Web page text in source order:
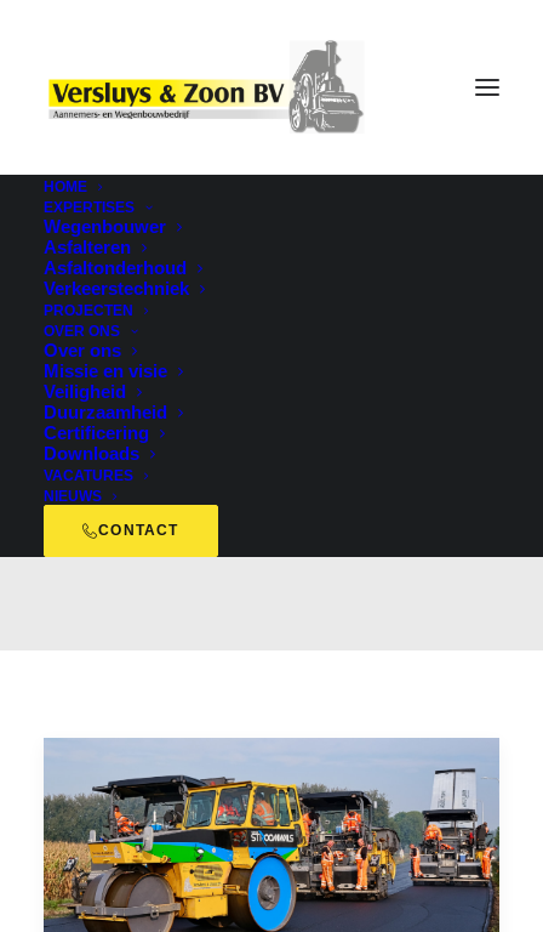
HOME
EXPERTISES
Wegenbouwer
Asfalteren
Asfaltonderhoud
Verkeerstechniek
PROJECTEN
OVER ONS
Over ons
Missie en visie
Veiligheid
Duurzaamheid
Certificering
Downloads
VACATURES
NIEUWS
CONTACT
Marlene Hulscher